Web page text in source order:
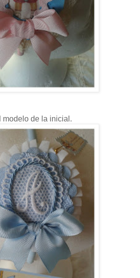
modelo de la inicial.